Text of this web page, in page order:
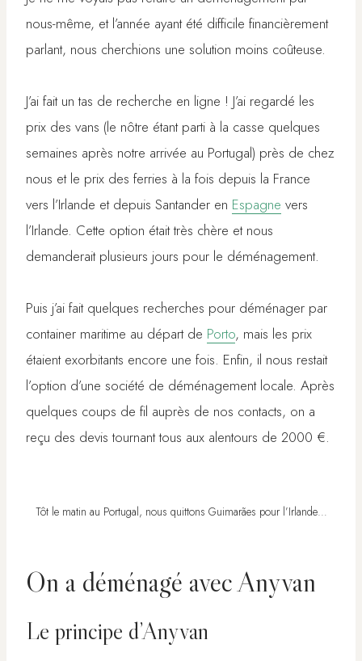
nous-même, et l’année ayant été difficile financièrement
parlant, nous cherchions une solution moins coûteuse.
J’ai fait un tas de recherche en ligne ! J’ai regardé les
prix des vans (le nôtre étant parti à la casse quelques
semaines après notre arrivée au Portugal) près de chez
nous et le prix des ferries à la fois depuis la France
vers l’Irlande et depuis Santander en Espagne vers
l’Irlande. Cette option était très chère et nous
demanderait plusieurs jours pour le déménagement.
Puis j’ai fait quelques recherches pour déménager par
container maritime au départ de Porto, mais les prix
étaient exorbitants encore une fois. Enfin, il nous restait
l’option d’une société de déménagement locale. Après
quelques coups de fil auprès de nos contacts, on a
reçu des devis tournant tous aux alentours de 2000 €.
Tôt le matin au Portugal, nous quittons Guimarães pour l’Irlande…
On a déménagé avec Anyvan
Le principe d’Anyvan